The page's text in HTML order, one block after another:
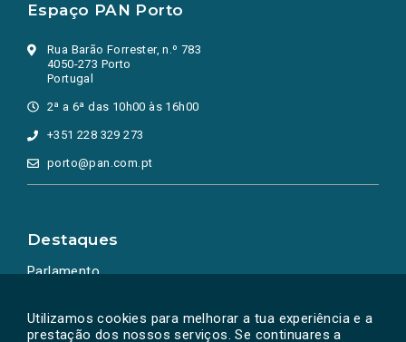
Utilizamos cookies para melhorar a tua experiência e a
prestação dos nossos serviços. Se continuares a
Espaço PAN Porto
Rua Barão Forrester, n.º 783
4050-273 Porto
Portugal
2ª a 6ª das 10h00 às 16h00
+351 228 329 273
porto@pan.com.pt
Destaques
Parlamento